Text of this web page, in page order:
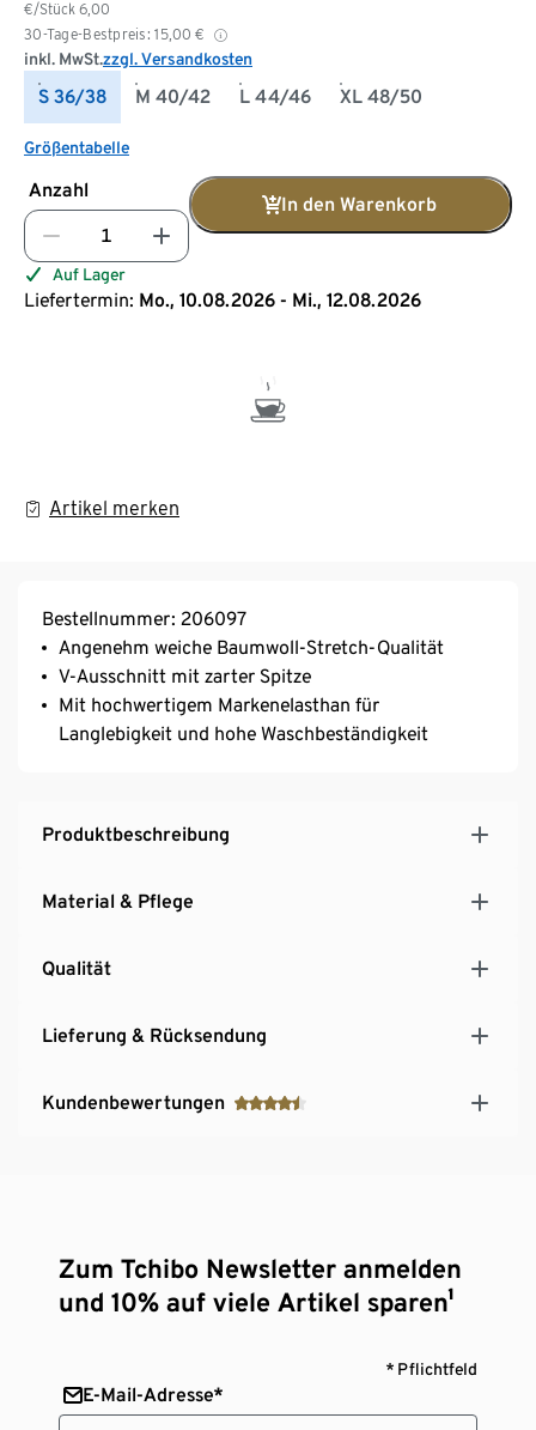
€/Stück 6,00
30-Tage-Bestpreis: 15,00 €
inkl. MwSt.zzgl. Versandkosten
S 36/38 M 40/42 L 44/46 XL 48/50
Größentabelle
Anzahl
In den Warenkorb
Auf Lager
Liefertermin: Mo., 10.08.2026 - Mi., 12.08.2026
Artikel merken
Bestellnummer: 206097
Angenehm weiche Baumwoll-Stretch-Qualität
V-Ausschnitt mit zarter Spitze
Mit hochwertigem Markenelasthan für
Langlebigkeit und hohe Waschbeständigkeit
Produktbeschreibung
Material & Pflege
Qualität
Lieferung & Rücksendung
Kundenbewertungen
Zum Tchibo Newsletter anmelden
und 10% auf viele Artikel sparen¹
* Pflichtfeld
E-Mail-Adresse*